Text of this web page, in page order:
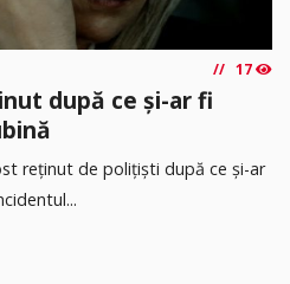
17
după ce și-ar fi
reținut de polițiști după ce și-ar